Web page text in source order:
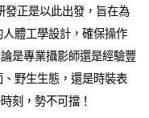
發正是以此出發，旨在為
體工學設計，確保操作
是專業攝影師還是經驗豐
野生生態，還是時裝表
刻，勢不可擋！